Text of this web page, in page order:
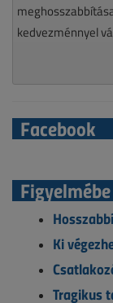
kedvezménnyel
Facebook
Ki
Tragikus